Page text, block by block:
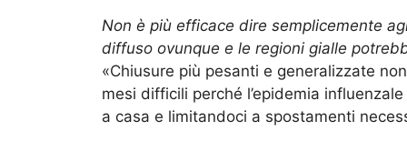
Non è più efficace dire semplicemente
diffuso ovunque e le regioni gialle
«Chiusure più pesanti e generalizzate
mesi difficili perché l’epidemia
a casa e limitandoci a spostamenti